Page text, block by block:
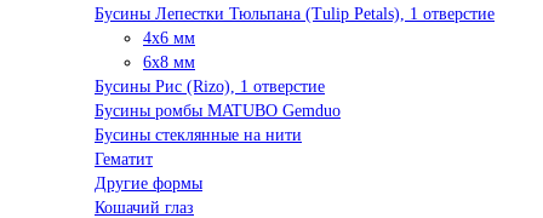
Бусины Лепестки Тюльпана (Tulip Petals), 1 отверстие
4x6 мм
6x8 мм
Бусины Рис (Rizo), 1 отверстие
Бусины ромбы MATUBO Gemduo
Бусины стеклянные на нити
Гематит
Другие формы
Кошачий глаз